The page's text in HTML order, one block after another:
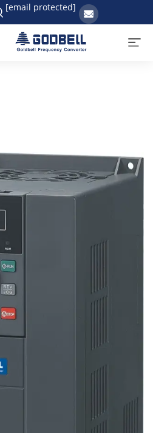
[email protected]